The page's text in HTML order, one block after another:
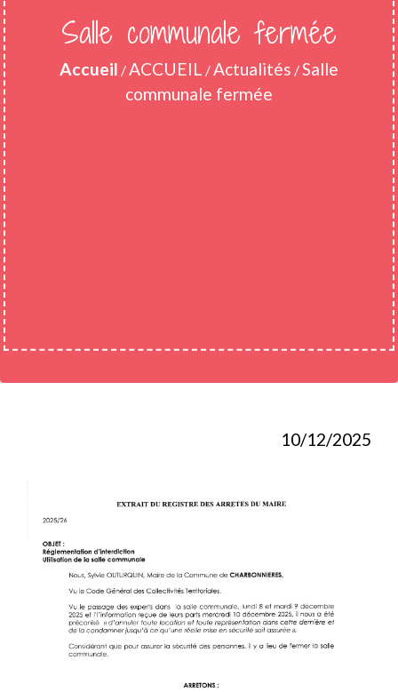
Salle communale fermée
Accueil / ACCUEIL / Actualités / Salle
communale fermée
10/12/2025